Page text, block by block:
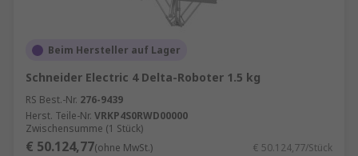
Beim Hersteller auf Lager
Schneider Electric 4 Delta-Roboter 1.5 kg
RS Best.-Nr. 276-9439
Herst. Teile-Nr. VRKP4S0RWD00000
Zwischensumme (1 Stück)
€ 50.124,77(ohne MwSt.) € 50.124,77/Stück